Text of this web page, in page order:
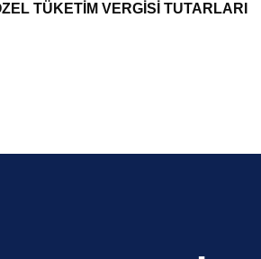
TÜKETİM VERGİSİ TUTARLARI